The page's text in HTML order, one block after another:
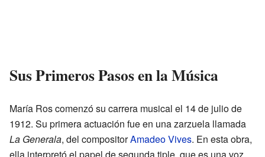
Sus Primeros Pasos en la Música
María Ros comenzó su carrera musical el 14 de julio de
1912. Su primera actuación fue en una zarzuela llamada
La Generala, del compositorAmadeo Vives. En esta obra,
ella interpretó el papel de segunda tiple, que es una voz